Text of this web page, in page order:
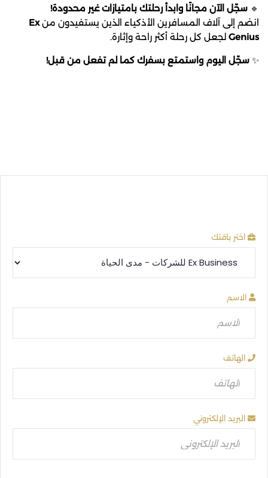
🔹 سجّل الآن مجانًا وابدأ رحلتك بامتيازات غير محدودة!
انضم إلى آلاف المسافرين الأذكياء الذين يستفيدون منEx
Genius لجعل كل رحلة أكثر راحة وإثارة.
✨ سجّل اليوم واستمتع بسفرك كما لم تفعل من قبل!
اختر باقتك
الاسم
الهاتف
البريد الإلكتروني